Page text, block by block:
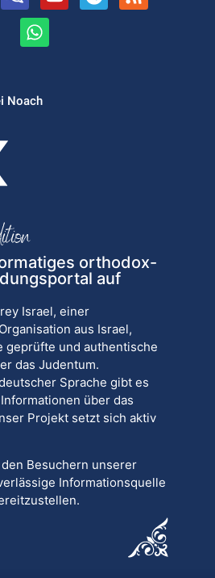
Noach
orthodox-
auf
Israel, einer
aus Israel,
geprüfte und authentische
das Judentum.
Sprache gibt es
über das
Projekt setzt sich aktiv
Besuchern unserer
Informationsquelle